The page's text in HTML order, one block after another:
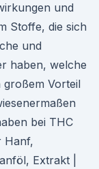
und
Stoffe, die sich
und
haben, welche
Vorteil
bei THC
Hanf,
Extrakt |